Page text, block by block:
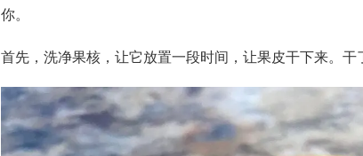
你。
首先，洗净果核，让它放置一段时间，让果皮干下来。干